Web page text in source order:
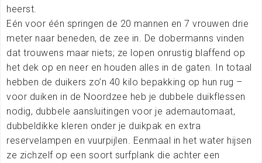
heerst.
Eén voor één springen de 20 mannen en 7 vrouwen drie
meter naar beneden, de zee in. De dobermanns vinden
dat trouwens maar niets; ze lopen onrustig blaffend op
het dek op en neer en houden alles in de gaten. In totaal
hebben de duikers zo’n 40 kilo bepakking op hun rug –
voor duiken in de Noordzee heb je dubbele duikflessen
nodig, dubbele aansluitingen voor je ademautomaat,
dubbeldikke kleren onder je duikpak en extra
reservelampen en vuurpijlen. Eenmaal in het water hijsen
ze zichzelf op een soort surfplank die achter een